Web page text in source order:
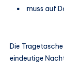
muss auf
Die
eindeutige